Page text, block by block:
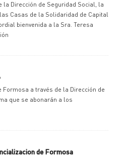
la Dirección de Seguridad Social, la
Casas de la Solidaridad de Capital
bienvenida a la Sra. Teresa
Formosa a través de la Dirección de
que se abonarán a los
de Formosa